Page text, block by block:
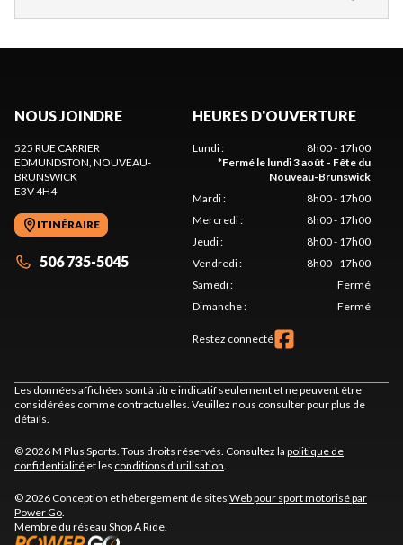
NOUS JOINDRE
525 RUE CARRIER
EDMUNDSTON, NOUVEAU-
BRUNSWICK
E3V 4H4
ITINÉRAIRE
506 735-5045
HEURES D'OUVERTURE
Lundi:
8h00 - 17h00
*Fermé le lundi 3 août - Fête du
Nouveau-Brunswick
Mardi:
8h00 - 17h00
Mercredi:
8h00 - 17h00
Jeudi:
8h00 - 17h00
Vendredi:
8h00 - 17h00
Samedi:
Fermé
Dimanche: Fermé
Restez connecté
Les données affichées sont à titre indicatif seulement et ne peuvent être
considérées comme contractuelles. Veuillez nous consulter pour plus de
détails.
© 2026 M Plus Sports. Tous droits réservés. Consultez la politique de
confidentialité et les conditions d'utilisation.
© 2026 Conception et hébergement de sites Web pour sport motorisé par
Power Go.
Membre du réseau Shop A Ride.